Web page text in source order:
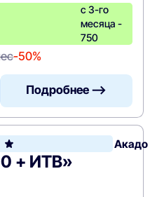
с 3-го
месяца -
750
-50%
Подробнее —>
Акадо
+ ИТВ»